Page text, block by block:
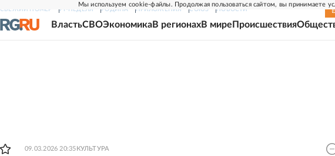
Мы используем cookie-файлы. Продолжая пользоваться сайтом, вы принимаете
СВЕЖИЙ НОМЕР РГ-НЕДЕЛЯ РОДИНА ПРИЛОЖЕНИЯ СОЮЗ НОВОСТИ
ВластьСВОЭкономикаВ регионахВ мире Происшествия
09.03.2026 20:35 КУЛЬТУРА